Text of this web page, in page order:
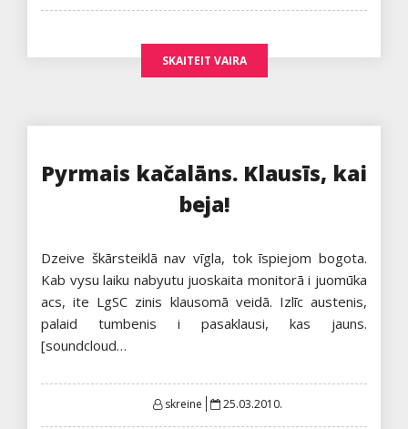
SKAITEIT VAIRA
Pyrmais kačalāns. Klausīs, kai
beja!
Dzeive škārsteiklā nav vīgla, tok īspiejom bogota.
Kab vysu laiku nabyutu juoskaita monitorā i juomūka
acs, ite LgSC zinis klausomā veidā. Izlīc austenis,
palaid tumbenis i pasaklausi, kas jauns.
[soundcloud…
skreine
Posted
25.03.2010.